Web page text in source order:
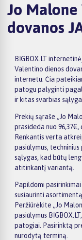
Jo
dovanos
BIGBOX.LT
Valentino dienos
internetu. Čia
patogu palyginti
ir kitas svarbias
Prekių sąraše „Jo
prasideda nuo 96,37€,
Renkantis verta
pasiūlymus,
sąlygas, kad būtų
atitinkantį variantą.
Papildomi
susiaurinti
Peržiūrėkite „Jo
pasiūlymus
patogiai. Pasirinktą
nurodytą terminą.